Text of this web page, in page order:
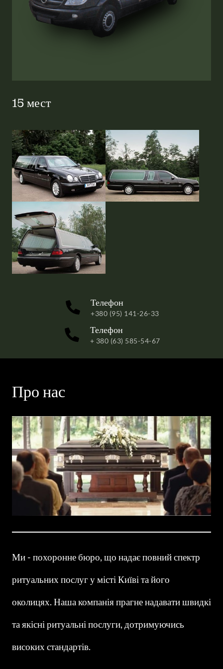
15 мест
Телефон
+380 (95) 141-26-33
Телефон
+ 380 (63) 585-54-67
Про нас
Ми - похоронне бюро, що надає повний спектр
ритуальних послуг у місті Київі та його
околицях. Наша компанія прагне надавати швидкі
та якісні ритуальні послуги, дотримуючись
високих стандартів.